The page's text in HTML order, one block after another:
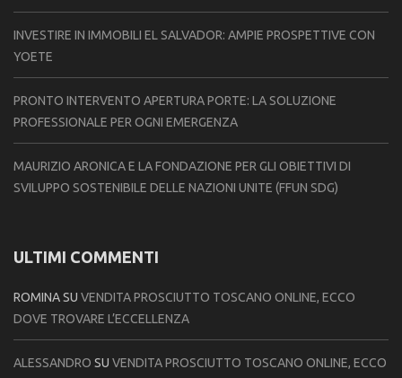
INVESTIRE IN IMMOBILI EL SALVADOR: AMPIE PROSPETTIVE CON
YOETE
PRONTO INTERVENTO APERTURA PORTE: LA SOLUZIONE
PROFESSIONALE PER OGNI EMERGENZA
MAURIZIO ARONICA E LA FONDAZIONE PER GLI OBIETTIVI DI
SVILUPPO SOSTENIBILE DELLE NAZIONI UNITE (FFUN SDG)
ULTIMI COMMENTI
ROMINASU VENDITA PROSCIUTTO TOSCANO ONLINE, ECCO
DOVE TROVARE L’ECCELLENZA
ALESSANDRO SU VENDITA PROSCIUTTO TOSCANO ONLINE, ECCO